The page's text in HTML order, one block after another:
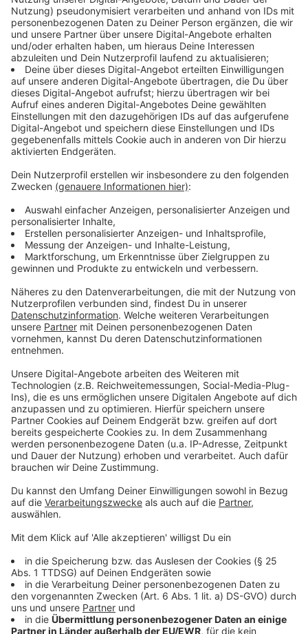
Anzeige
Einigung im Streit mit VW um das Lok-Viertel. Die
Hintergründe.
Anzeige
13:54 Uhr - Greven sucht Pflegefamilien - der
Mangel ist kein Einzelfall
Jugendämter nehmen immer mehr Kinder aus ihren
Familien. Die ganze Geschichtehier.
Anzeige
13:38 Uhr: 24 Orte – ein Kreis aus Laer!
Wir senden direkt von vor Eurer Haustür, jeden
Freitagnachmittag bei 24 Orte – ein Kreis. Heute geht
es nach Laer! Der erste Stopp: Der Milchhof Oskamp,
den uns unter anderem Tim empfohlen hat. Unter
anderem gibt es da ein Maislabyrinth. Schafft Kollegin
Christina Strunck es rechtzeitig aus dem Labyrinth?
Hört es live ab 14 Uhr!
Anzeige
07:48 Uhr - Spatenstich in Ibbenbüren
Anzeige